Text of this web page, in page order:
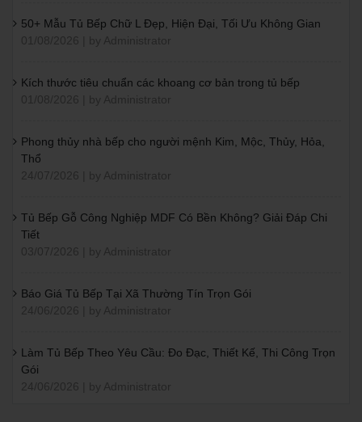
50+ Mẫu Tủ Bếp Chữ L Đẹp, Hiện Đại, Tối Ưu Không Gian
Kích thước tiêu chuẩn các khoang cơ bản trong tủ bếp
Phong thủy nhà bếp cho người mệnh Kim, Mộc, Thủy, Hỏa,
Thổ
Tủ Bếp Gỗ Công Nghiệp MDF Có Bền Không? Giải Đáp Chi
Tiết
Báo Giá Tủ Bếp Tại Xã Thường Tín Trọn Gói
Làm Tủ Bếp Theo Yêu Cầu: Đo Đạc, Thiết Kế, Thi Công Trọn
Gói